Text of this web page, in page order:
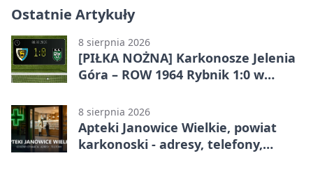
Ostatnie Artykuły
8 sierpnia 2026
[PIŁKA NOŻNA] Karkonosze Jelenia
Góra – ROW 1964 Rybnik 1:0 w
8 sierpnia 2026
Apteki Janowice Wielkie, powiat
karkonoski - adresy, telefony,